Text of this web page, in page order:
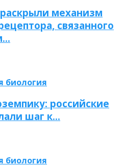
механизм
связанного
биология
российские
шаг к…
биология